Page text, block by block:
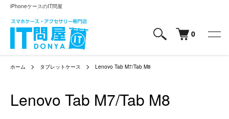
iPhoneケースのIT問屋
0
ホーム タブレットケース Lenovo Tab M7/Tab M8
Lenovo Tab M7/Tab M8